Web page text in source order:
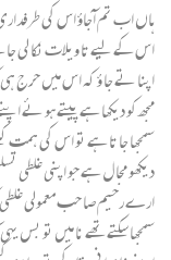
ہاں اب تم آجاؤ اس کی
اس کے لیے تا ویلات نکا لی
اپنا تے جا ؤ کہ اس میں حرج
مجھ کو دیکھا ہے پیتے ہو ئے
سمجھا جا تا ہے تو اس کی ہمت
دیکھو مجا ل ہے جو اپنی غلطی
ارے رحیم صا حب معمولی غلطی
سمجھا سکتے تھے نا میں تو بس